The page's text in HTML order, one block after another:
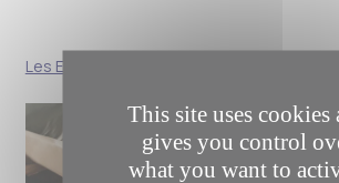
Les Echos
This site uses cookies
gives you control
what you want to